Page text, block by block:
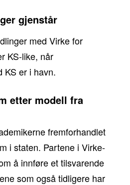
gjenstår
med Virke for
KS-like, når
KS er i havn.
etter modell fra
fremforhandlet
i staten. Partene i Virke-
å innføre et tilsvarende
som også tidligere har